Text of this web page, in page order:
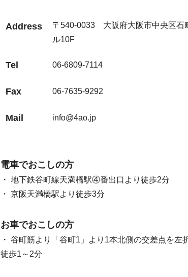
Address 〒540-0033 大阪府大阪市中央区
ル10F
Tel 06-6809-7114
Fax 06-7635-9292
Mail info@4ao.jp
電車でおこしの方
・ 地下鉄谷町線天満橋駅④番出口より徒歩2分
・ 京阪天満橋駅より徒歩3分
お車でおこしの方
・ 谷町筋より「谷町1」より1本北側の交差点を左
徒歩1～2分